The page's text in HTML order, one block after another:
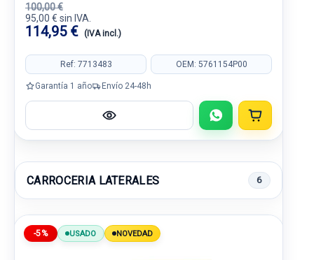
100,00 €
95,00 € sin IVA.
114,95 € (IVA incl.)
Ref: 7713483 OEM: 5761154P00
Garantía 1 año Envío 24-48h
CARROCERIA LATERALES 6
-5% USADO NOVEDAD